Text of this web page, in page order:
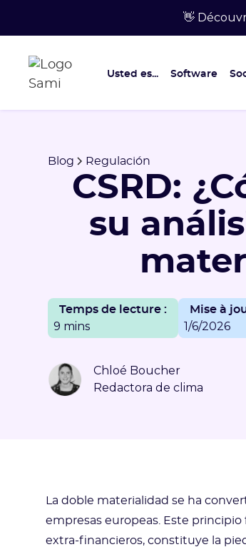
👋
Usted es... Software
Blog Regulación
CSRD:
su
Temps de lecture :
9 mins
Mise à
1/6/2026
Chloé Boucher
Redactora de clima
La doble materialidad se ha
empresas europeas. Este
extra-financieros, constituye la